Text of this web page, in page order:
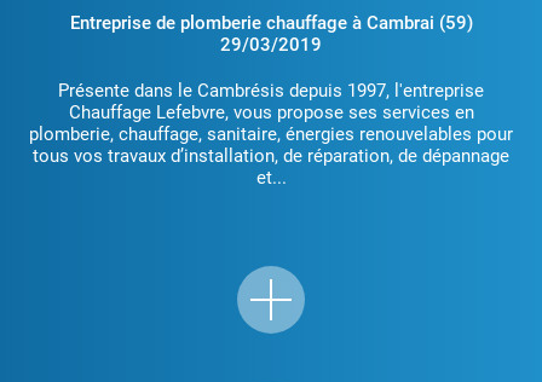
Entreprise de plomberie chauffage à Cambrai (59)
29/03/2019
Présente dans le Cambrésis depuis 1997, l'entreprise
Chauffage Lefebvre, vous propose ses services en
plomberie, chauffage, sanitaire, énergies renouvelables pour
tous vos travaux d’installation, de réparation, de dépannage
et...